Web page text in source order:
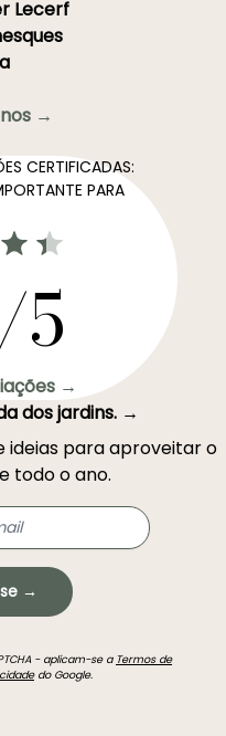
Lecerf
→
CERTIFICADAS:
PARA
→
dos jardins. →
ideias para aproveitar o
todo o ano.
→
- aplicam-se a Termos de
do Google.